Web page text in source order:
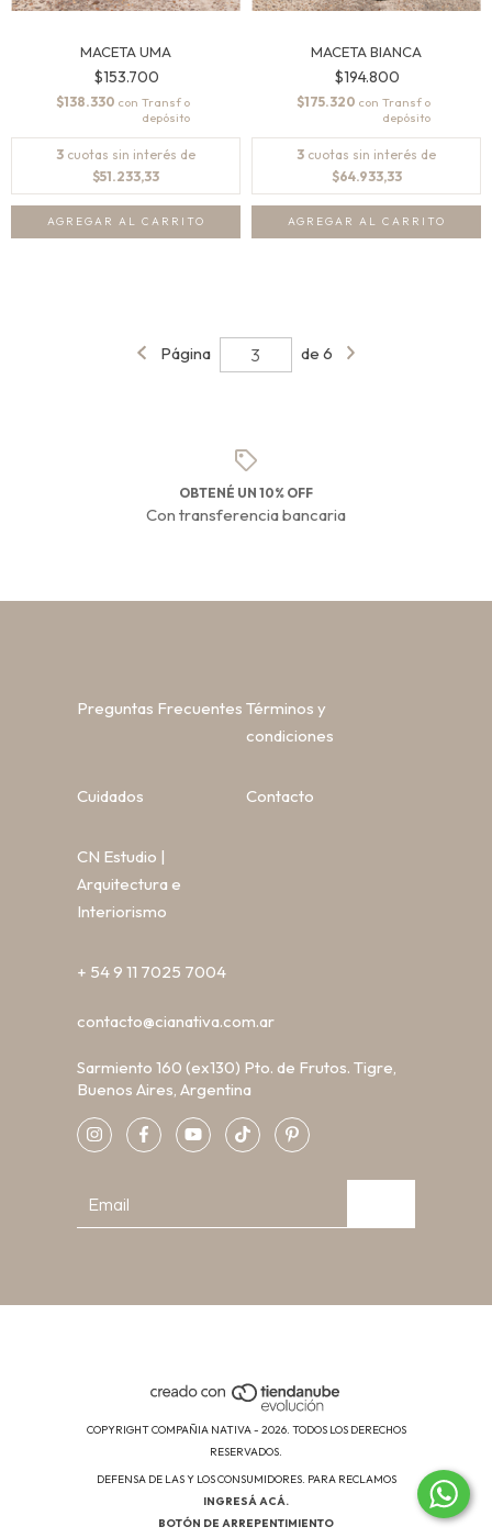
MACETA UMA
$153.700
$138.330 con
3 cuotas sin interés de
$51.233,33
AGREGAR AL CARRITO
MACETA BIANCA
$194.800
$175.320 con
3 cuotas sin interés de
$64.933,33
AGREGAR AL CARRITO
Página de 6
OBTENÉ UN 10% OFF
Con transferencia bancaria
Preguntas Frecuentes Términos y
condiciones
Cuidados Contacto
CN Estudio |
Arquitectura e
Interiorismo
+ 54 9 11 7025 7004
contacto@cianativa.com.ar
Sarmiento 160 (ex130) Pto. de Frutos. Tigre,
Buenos Aires, Argentina
COPYRIGHT COMPAÑIA NATIVA - 2026. TODOS LOS DERECHOS
RESERVADOS.
DEFENSA DE LAS Y LOS CONSUMIDORES. PARA RECLAMOS
INGRESÁ ACÁ.
BOTÓN DE ARREPENTIMIENTO